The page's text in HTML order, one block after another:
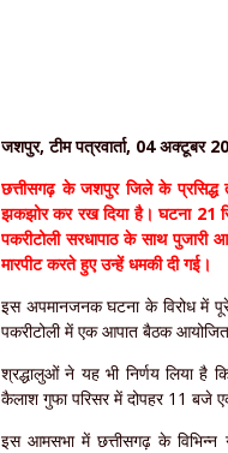
जशपुर, टीम पत्रवार्ता, 04 अक्टूबर
छत्तीसगढ़ के जशपुर जिले के प्रसिद्ध
झकझोर कर रख दिया है। घटना 21
पकरीटोली सरधापाठ के साथ
मारपीट करते हुए उन्हें धमकी दी गई।
इस अपमानजनक घटना के विरोध में
पकरीटोली में एक आपात बैठक
श्रद्धालुओं ने यह भी निर्णय लिया है
कैलाश गुफा परिसर में दोपहर 11 बजे
इस आमसभा में छत्तीसगढ़ के विभिन्न